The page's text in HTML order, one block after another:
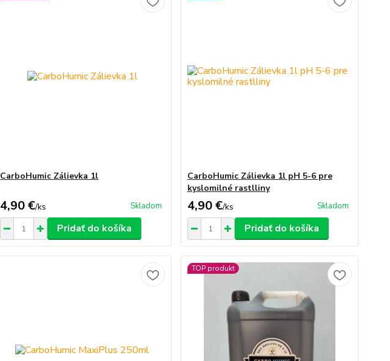
CarboHumic Zálievka 1l
4,90 €/ks Skladom
Pridať do košíka
CarboHumic Zálievka 1l pH 5-6 pre
kyslomilné rastlliny
4,90 €/ks Skladom
Pridať do košíka
TOP produkt